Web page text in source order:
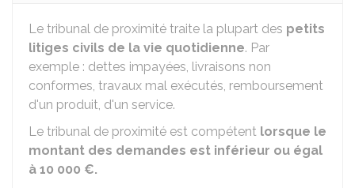
Le tribunal de proximité traite la plupart des petits
litiges civils de la vie quotidienne. Par
exemple : dettes impayées, livraisons non
conformes, travaux mal exécutés, remboursement
d'un produit, d'un service.
Le tribunal de proximité est compétent lorsque le
montant des demandes est inférieur ou égal
à 10 000 €.